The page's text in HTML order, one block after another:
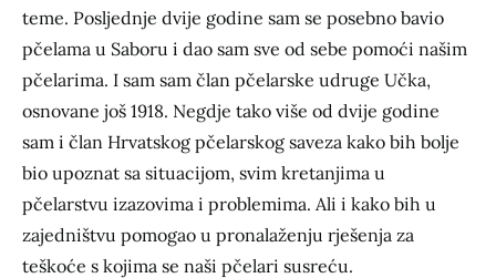
teme. Posljednje dvije godine sam se posebno bavio
pčelama u Saboru i dao sam sve od sebe pomoći našim
pčelarima. I sam sam član pčelarske udruge Učka,
osnovane još 1918. Negdje tako više od dvije godine
sam i član Hrvatskog pčelarskog saveza kako bih bolje
bio upoznat sa situacijom, svim kretanjima u
pčelarstvu izazovima i problemima. Ali i kako bih u
zajedništvu pomogao u pronalaženju rješenja za
teškoće s kojima se naši pčelari susreću.